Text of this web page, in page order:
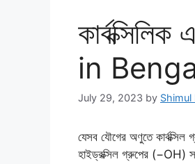
in
July 29, 2023 by Shimul
যেসব যৌগের অণুতে
হাইড্রক্সিল গ্রুপের (−OH)